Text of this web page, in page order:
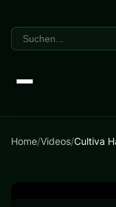
Home/Videos/Cultiva